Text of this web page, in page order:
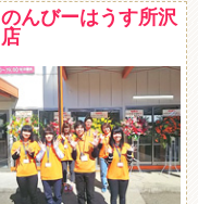
のんびーはうす所沢
店